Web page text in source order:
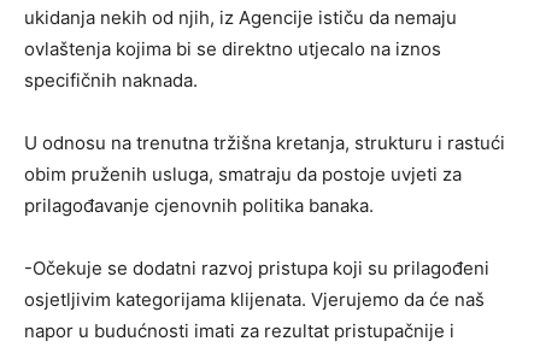
ukidanja nekih od njih, iz Agencije ističu da nemaju
ovlaštenja kojima bi se direktno utjecalo na iznos
specifičnih naknada.
U odnosu na trenutna tržišna kretanja, strukturu i rastući
obim pruženih usluga, smatraju da postoje uvjeti za
prilagođavanje cjenovnih politika banaka.
-Očekuje se dodatni razvoj pristupa koji su prilagođeni
osjetljivim kategorijama klijenata. Vjerujemo da će naš
napor u budućnosti imati za rezultat pristupačnije i